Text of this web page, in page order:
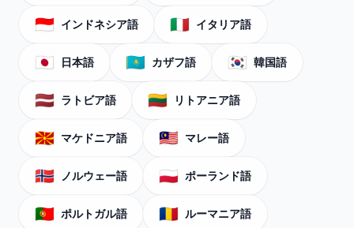
🇮🇩 インドネシア語 🇮🇹 イタリア語
🇯🇵 日本語 🇰🇿 カザフ語 🇰🇷 韓国語
🇱🇻 ラトビア語 🇱🇹 リトアニア語
🇲🇰 マケドニア語 🇲🇾 マレー語
🇳🇴 ノルウェー語 🇵🇱 ポーランド語
🇵🇹 ポルトガル語 🇷🇴 ルーマニア語